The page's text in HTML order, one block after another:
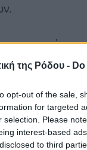
της Ρόδου -
opt-out of the sale,
for targeted
selection. Please
interest-based
to third
κατηγορίες
που
Ο κ.
στα
«μόνο και